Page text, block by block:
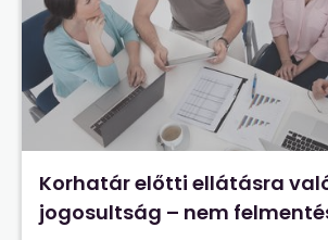
Korhatár előtti ellátásra
jogosultság – nem